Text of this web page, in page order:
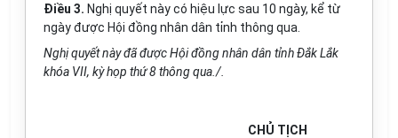
Điều 3. Nghị quyết này có hiệu lực sau 10 ngày, kể từ
ngày được Hội đồng nhân dân tỉnh thông qua.
Nghị quyết này đã được Hội đồng nhân dân tỉnh Đắk Lắk
khóa VII, kỳ họp thứ 8 thông qua./.
CHỦ TỊ C H